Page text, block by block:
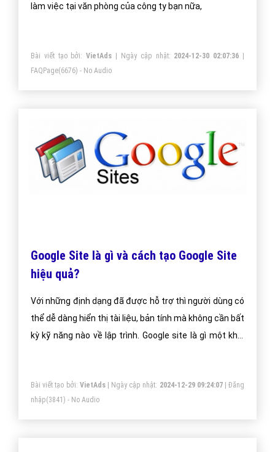
làm việc tại văn phòng của công ty bạn nữa,
Bài viết tạo bởi:VietAds | Ngày cập nhật: 2024-12-30 02:07:36
FAQPage(6676) - No Audio
Google Site là gì và cách tạo Google Site
hiệu quả?
Với những định dạng đã được hỗ trợ thì người dùng có
thể dễ dàng hiển thị tài liệu, bản tính mà không cần bất
kỳ kỹ năng nào về lập trình. Google site là gì một khái
Bài viết tạo bởi: VietAds| Ngày cập nhật: 2024-12-29 09:24:07|Đăng
nhập(3841) - No Audio